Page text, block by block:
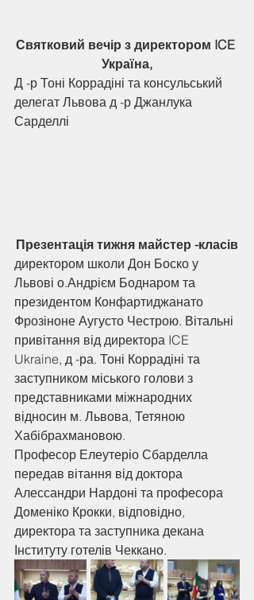
Святковий вечір з директором ICE
Україна,
Д -р Тоні Коррадіні та консульський
делегат Львова д -р Джанлука
Сарделлі
Презентація тижня майстер -класів
директором школи Дон Боско у
Львові о.Андрієм Боднаром та
президентом Конфартиджанато
Фрозіноне Аугусто Честрою. Вітальні
привітання від директора ICE
Ukraine, д -ра. Тоні Коррадіні та
заступником міського голови з
представниками міжнародних
відносин м. Львова, Тетяною
Хабібрахмановою.
Професор Елеутеріо Сбарделла
передав вітання від доктора
Алессандри Нардоні та професора
Доменіко Крокки, відповідно,
директора та заступника декана
Інституту готелів Чеккано.